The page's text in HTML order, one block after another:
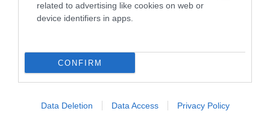
related to advertising like cookies on web or
device identifiers in apps.
CONFIRM
Data Deletion Data Access Privacy Policy